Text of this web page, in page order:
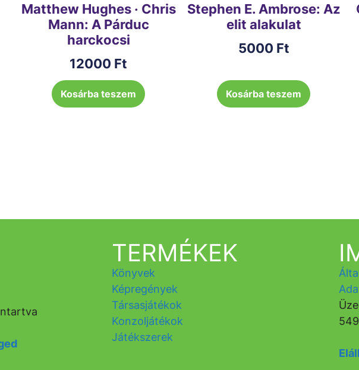
Matthew Hughes · Chris
Mann: A Párduc
harckocsi
12000 Ft
Kosárba teszem
Stephen E. Ambrose: Az
elit alakulat
5000 Ft
Kosárba teszem
TERMÉKEK
Könyvek
Képregények
Társasjátékok
Konzoljátékok
Játékszerek